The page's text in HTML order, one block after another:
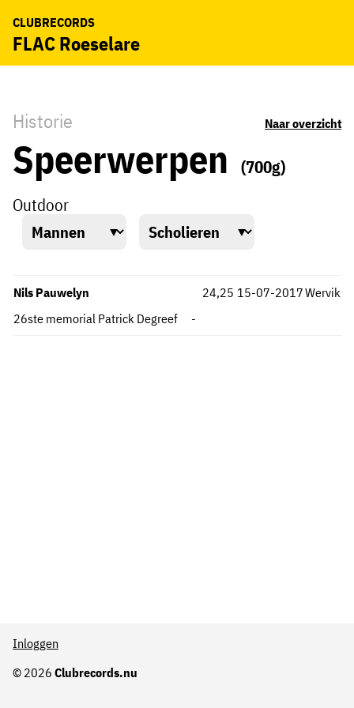
CLUBRECORDS
FLAC Roeselare
Historie Naar overzicht
Speerwerpen
(700g)
Outdoor
Nils Pauwelyn
Wervik
26ste memorial Patrick Degreef
24,25
-
15-07-2017
© 2026 Clubrecords.nu
Inloggen